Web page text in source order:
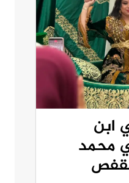
ابن
محمد